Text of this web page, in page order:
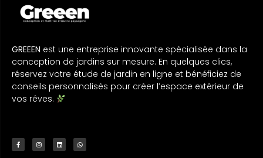
GREEEN est une entreprise innovante spécialisée dans la
conception de jardins sur mesure. En quelques clics,
réservez votre étude de jardin en ligne et bénéficiez de
conseils personnalisés pour créer l’espace extérieur de
vos rêves.